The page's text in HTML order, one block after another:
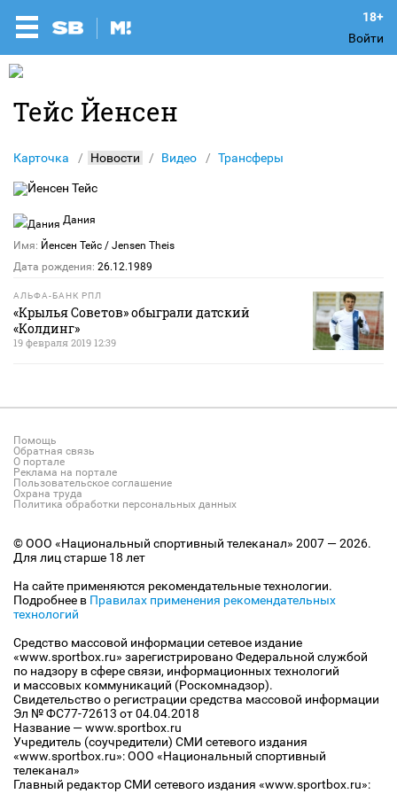
Войти
Тейс Йенсен
Карточка Новости Видео Трансферы
Дания
Имя: Йенсен Тейс / Jensen Theis
Дата рождения: 26.12.1989
АЛЬФА-БАНК РПЛ
«Крылья Советов» обыграли датский
«Колдинг»
19 февраля 2019 12:39
Помощь
Обратная связь
О портале
Реклама на портале
Пользовательское соглашение
Охрана труда
Политика обработки персональных данных
© ООО «Национальный спортивный телеканал» 2007 — 2026.
Для лиц старше 18 лет
На сайте применяются рекомендательные технологии.
Подробнее в Правилах применения рекомендательных
технологий
Средство массовой информации сетевое издание
«www.sportbox.ru» зарегистрировано Федеральной службой
по надзору в сфере связи, информационных технологий
и массовых коммуникаций (Роскомнадзор).
Свидетельство о регистрации средства массовой информации
Эл № ФС77-72613 от 04.04.2018
Название — www.sportbox.ru
Учредитель (соучредители) СМИ сетевого издания
«www.sportbox.ru»: ООО «Национальный спортивный
телеканал»
Главный редактор СМИ сетевого издания «www.sportbox.ru»: